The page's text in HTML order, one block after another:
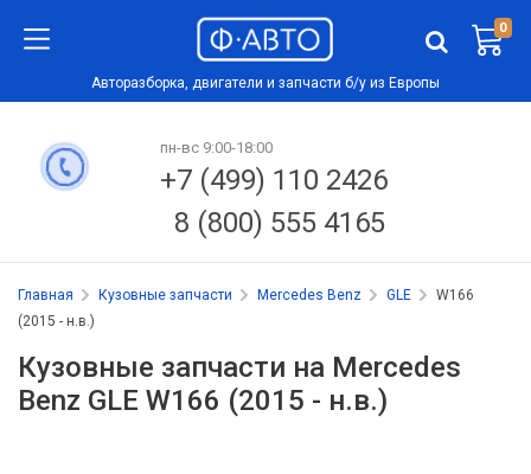
0
Авторазборка, двигатели и запчасти б/у из Европы
пн-вс 9:00-18:00
+7 (499) 110 2426
8 (800) 555 4165
Главная Кузовные запчасти Mercedes Benz GLE
W166
(2015 - н.в.)
Кузовные запчасти на Mercedes
Benz GLE W166 (2015 - н.в.)